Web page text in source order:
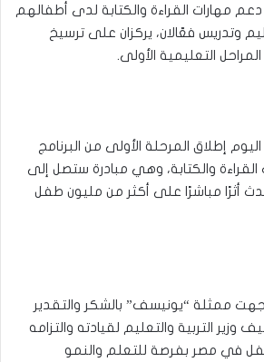
مهارات القراءة والكتابة لدى أطفالهم
وتدريس فعّالان، يركزان على ترسيخ
التعليمية الأولى.
إطلاق المرحلة الأولى من البرنامج
القراءة والكتابة، وهي مبادرة ستصل إلى
وتُحدث أثرًا مباشرًا على أكثر من مليون طفل
ممثلة “يونيسف” بالشكر والتقدير
التربية والتعليم لقيادته والتزامه
في مصر بفرصة للتعلم والنمو